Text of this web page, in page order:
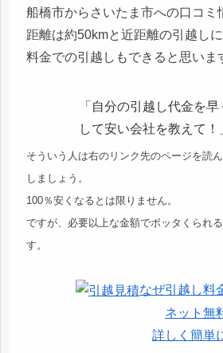
船橋市からさいたま市への口コミ
距離は約50kmと近距離の引越し
料金での引越しもできると思いま
「自分の引越し代金を
して安い会社を教えて！
そういう人は右のリンク先のページを読
しましょう。
100％安くなるとは限りません。
ですが、必要以上な金額でボッタくられ
す。
なぜ引越し料
ネット無
詳しく簡単